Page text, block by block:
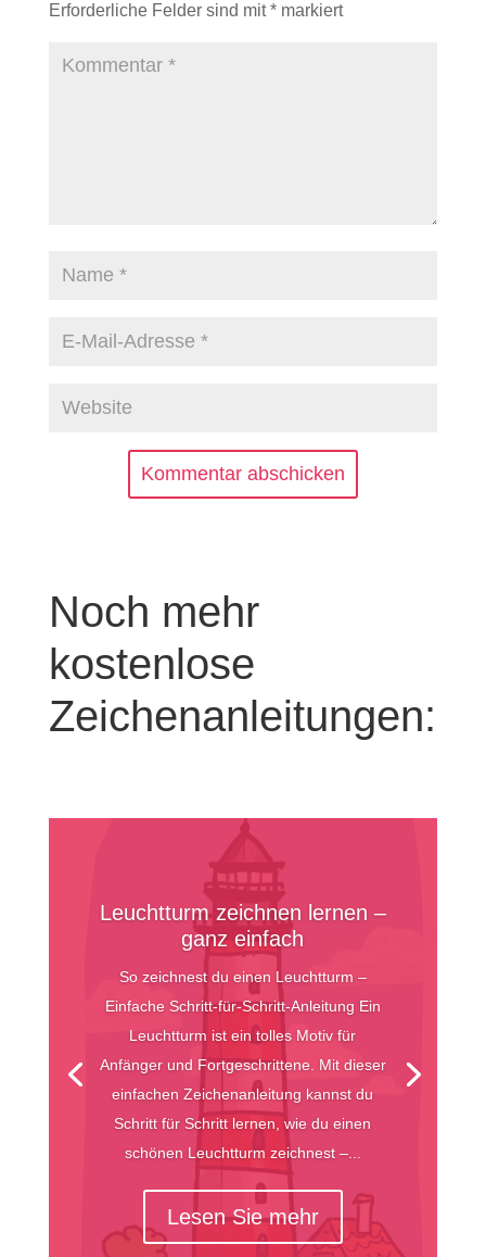
Erforderliche Felder sind mit*markiert
Kommentar abschicken
Noch mehr
kostenlose
Zeichenanleitungen:
Leuchtturm zeichnen lernen –
ganz einfach
So zeichnest du einen Leuchtturm –
Einfache Schritt-für-Schritt-Anleitung Ein
Leuchtturm ist ein tolles Motiv für
Anfänger und Fortgeschrittene. Mit dieser
einfachen Zeichenanleitung kannst du
Schritt für Schritt lernen, wie du einen
schönen Leuchtturm zeichnest –...
Lesen Sie mehr